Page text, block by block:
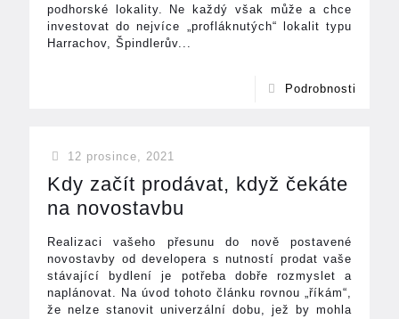
podhorské lokality. Ne každý však může a chce
investovat do nejvíce „profláknutých“ lokalit typu
Harrachov, Špindlerův...
Podrobnosti
12 prosince, 2021
Kdy začít prodávat, když čekáte
na novostavbu
Realizaci vašeho přesunu do nově postavené
novostavby od developera s nutností prodat vaše
stávající bydlení je potřeba dobře rozmyslet a
naplánovat. Na úvod tohoto článku rovnou „říkám“,
že nelze stanovit univerzální dobu, jež by mohla